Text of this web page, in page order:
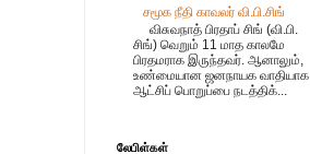
சமூக நீதி காவலர் வி.பி.சிங்
விசுவநாத் பிரதாப் சிங் (வி.பி.
சிங்) வெறும் 11 மாத காலமே
பிரதமராக இருந்தவர். ஆனாலும்,
உண்மையான ஜனநாயக வாதியாக
ஆட்சிப் பொறுப்பை நடத்திக்...
லேபிள்கள்